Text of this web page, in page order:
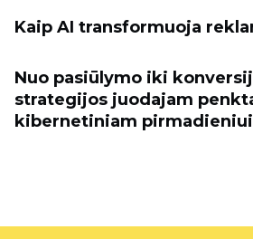
Kaip AI transformuoja
Nuo pasiūlymo iki
strategijos juodajam
kibernetiniam pirmadieniui